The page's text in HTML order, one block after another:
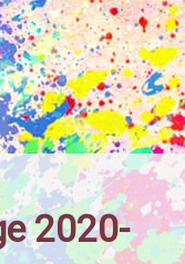
2020-